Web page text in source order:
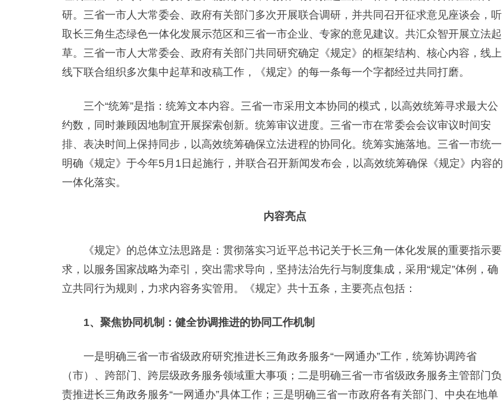
研。三省一市人大常委会、政府有关部门多次开展联合调研，并共同召开征求意见座谈会，听
取长三角生态绿色一体化发展示范区和三省一市企业、专家的意见建议。共汇众智开展立法起
草。三省一市人大常委会、政府有关部门共同研究确定《规定》的框架结构、核心内容，线上
线下联合组织多次集中起草和改稿工作，《规定》的每一条每一个字都经过共同打磨。
三个“统筹”是指：统筹文本内容。三省一市采用文本协同的模式，以高效统筹寻求最大公
约数，同时兼顾因地制宜开展探索创新。统筹审议进度。三省一市在常委会会议审议时间安
排、表决时间上保持同步，以高效统筹确保立法进程的协同化。统筹实施落地。三省一市统一
明确《规定》于今年5月1日起施行，并联合召开新闻发布会，以高效统筹确保《规定》内容的
一体化落实。
内容亮点
《规定》的总体立法思路是：贯彻落实习近平总书记关于长三角一体化发展的重要指示要
求，以服务国家战略为牵引，突出需求导向，坚持法治先行与制度集成，采用“规定”体例，确
立共同行为规则，力求内容务实管用。《规定》共十五条，主要亮点包括：
1、聚焦协同机制：健全协调推进的协同工作机制
一是明确三省一市省级政府研究推进长三角政务服务“一网通办”工作，统筹协调跨省
（市）、跨部门、跨层级政务服务领域重大事项；二是明确三省一市省级政务服务主管部门负
责推进长三角政务服务“一网通办”具体工作；三是明确三省一市政府各有关部门、中央在地单